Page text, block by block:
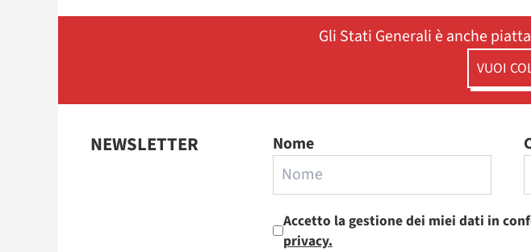
Gli Stati Generali è anche
VUOI
NEWSLETTER Nome
Accetto la gestione dei miei dati in
privacy.